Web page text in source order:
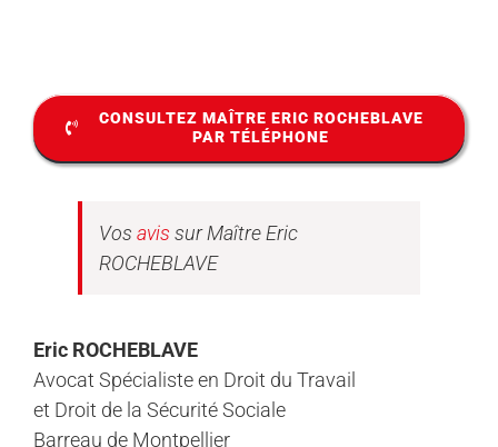
CONSULTEZ MAÎTRE ERIC ROCHEBLAVE
PAR TÉLÉPHONE
Vos avis sur Maître Eric
ROCHEBLAVE
Eric ROCHEBLAVE
Avocat Spécialiste en Droit du Travail
et Droit de la Sécurité Sociale
Barreau de Montpellier